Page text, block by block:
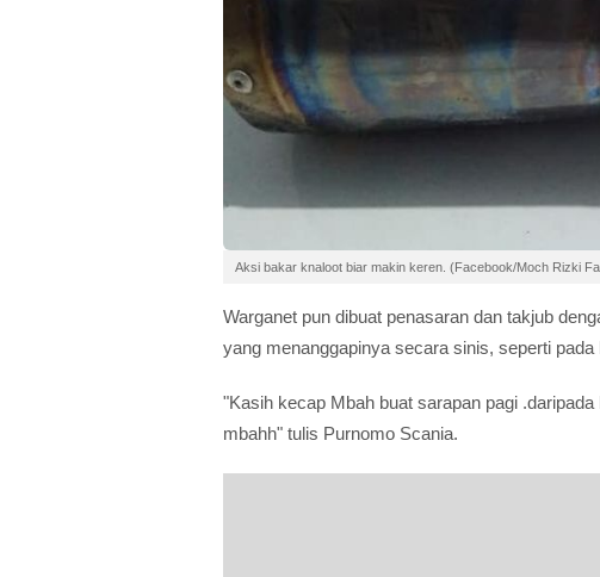
Aksi bakar knaloot biar makin keren. (Facebook/Moch Rizki
Warganet pun dibuat penasaran dan takjub
yang menanggapinya secara sinis, seperti
"Kasih kecap Mbah buat sarapan pagi
mbahh" tulis Purnomo Scania.